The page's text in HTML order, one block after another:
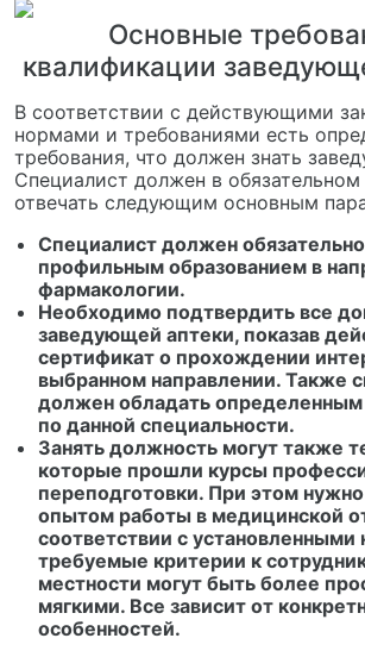
Основные
квалификации
В соответствии с действующими
нормами и требованиями есть
требования, что должен знать
Специалист должен в
отвечать следующим основным
Специалист должен
профильным образованием в
фармакологии.
Необходимо подтвердить все
заведующей аптеки, показав
сертификат о прохождении
выбранном направлении. Также
должен обладать
по данной специальности.
Занять должность могут также
которые прошли курсы
переподготовки. При этом
опытом работы в медицинской
соответствии с
требуемые критерии к
местности могут быть более
мягкими. Все зависит от
особенностей.